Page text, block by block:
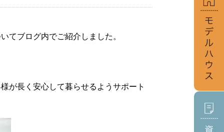
てブログ内でご紹介しました。
が長く安心して暮らせるようサポート